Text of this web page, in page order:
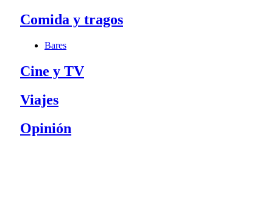
Comida y tragos
Bares
Cine y TV
Viajes
Opinión